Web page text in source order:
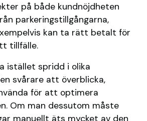
på både kundnöjdheten
parkeringstillgångarna,
kan ta rätt betalt för
tillfälle.
istället spridd i olika
svårare att överblicka,
för att optimera
Om man dessutom måste
manuellt äts mycket av den